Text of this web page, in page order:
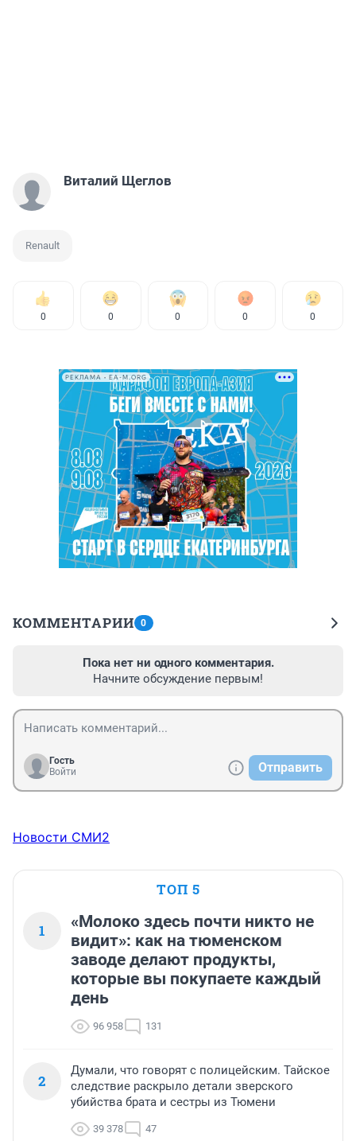
Виталий Щеглов
Renault
0 0 0 0 0
РЕКЛАМА • EA-M.ORG
КОММЕНТАРИИ 0
Пока нет ни одного комментария.
Начните обсуждение первым!
Гость
Войти
Отправить
Новости СМИ2
ТОП 5
1
«Молоко здесь почти никто не
видит»: как на тюменском
заводе делают продукты,
которые вы покупаете каждый
день
96 958 131
2
Думали, что говорят с полицейским. Тайское
следствие раскрыло детали зверского
убийства брата и сестры из Тюмени
39 378 47